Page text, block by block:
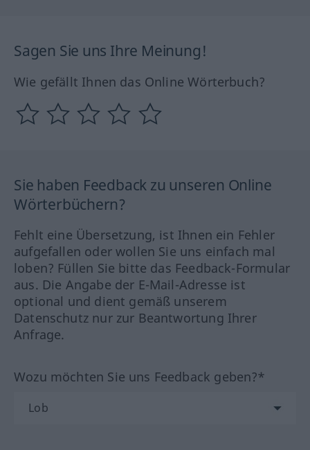
Sagen Sie uns Ihre Meinung!
Wie gefällt Ihnen das Online Wörterbuch?
Sie haben Feedback zu unseren Online
Wörterbüchern?
Fehlt eine Übersetzung, ist Ihnen ein Fehler
aufgefallen oder wollen Sie uns einfach mal
loben? Füllen Sie bitte das Feedback-Formular
aus. Die Angabe der E-Mail-Adresse ist
optional und dient gemäß unserem
Datenschutz nur zur Beantwortung Ihrer
Anfrage.
Wozu möchten Sie uns Feedback geben?*